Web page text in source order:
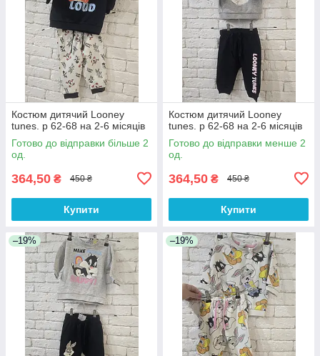
Костюм дитячий Looney
tunes. р 62-68 на 2-6 місяців
Готово до відправки більше 2
од.
364,50 ₴ 450 ₴
Купити
Костюм дитячий Looney
tunes. р 62-68 на 2-6 місяців
Готово до відправки менше 2
од.
364,50 ₴ 450 ₴
Купити
–19% –19%